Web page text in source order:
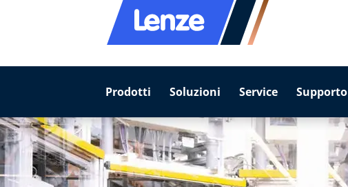
Prodotti Soluzioni Service Supporto